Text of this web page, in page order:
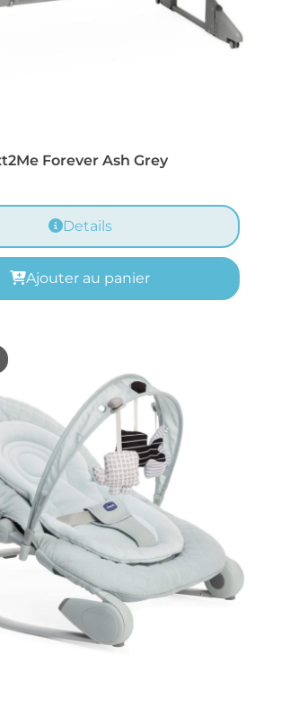
Forever Ash Grey
Details
Ajouter au panier